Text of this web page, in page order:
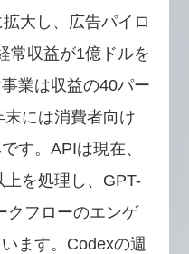
大し、広告パイロ
常収益が1億ドルを
業は収益の40パー
には消費者向け
す。APIは現在、
を処理し、GPT-
クフローのエンゲ
ます。Codexの週